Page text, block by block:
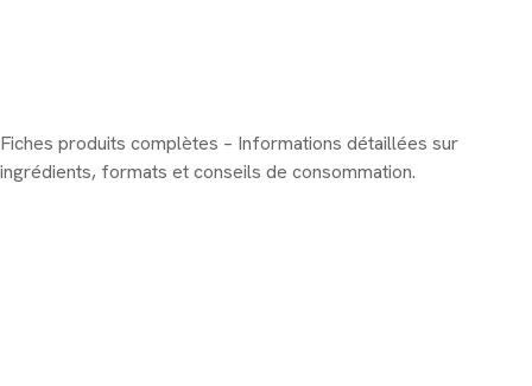
Fiches produits complètes – Informations détaillées sur
ingrédients, formats et conseils de consommation.